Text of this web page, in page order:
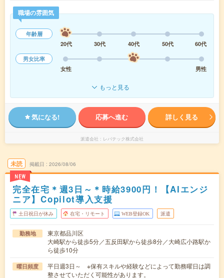
職場の雰囲気
年齢層
20代
30代 40代 50代
60代
男女比率
女性
男性
もっと見る
気になる! 応募へ進む 詳しく見る
派遣会社 レバテック株式会社
未読
NEW
掲載日 2026/08/06
完全在宅＊週3日～＊時給3900円！【AIエンジ
ニア】Copilot導入支援
土日祝日が休み 在宅・リモート WEB登録OK 派遣
勤務地
東京都品川区
大崎駅から徒歩5分／五反田駅から徒歩8分／大崎広小路駅か
ら徒歩10分
曜日頻度
平日週3日～ ※保有スキルや経験などによって勤務曜日は調
整させていただく可能性があります。